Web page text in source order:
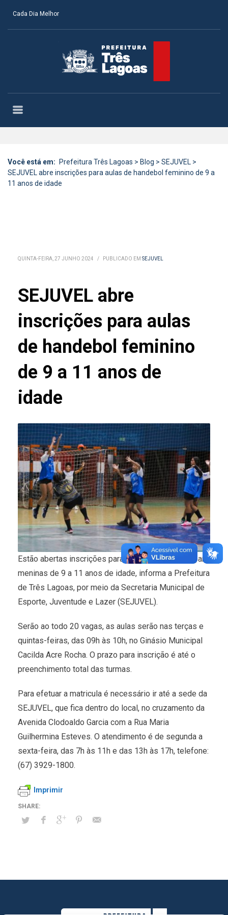
Cada Dia Melhor
Você está em: Prefeitura Três Lagoas > Blog > SEJUVEL >
SEJUVEL abre inscrições para aulas de handebol feminino de 9 a
11 anos de idade
QUINTA-FEIRA, 27 JUNHO 2024 / PUBLICADO EM SEJUVEL
SEJUVEL abre
inscrições para aulas
de handebol feminino
de 9 a 11 anos de
idade
Estão abertas inscrições para turma de handebol para
meninas de 9 a 11 anos de idade, informa a Prefeitura
de Três Lagoas, por meio da Secretaria Municipal de
Esporte, Juventude e Lazer (SEJUVEL).
Serão ao todo 20 vagas, as aulas serão nas terças e
quintas-feiras, das 09h às 10h, no Ginásio Municipal
Cacilda Acre Rocha. O prazo para inscrição é até o
preenchimento total das turmas.
Para efetuar a matricula é necessário ir até a sede da
SEJUVEL, que fica dentro do local, no cruzamento da
Avenida Clodoaldo Garcia com a Rua Maria
Guilhermina Esteves. O atendimento é de segunda a
sexta-feira, das 7h às 11h e das 13h às 17h, telefone:
(67) 3929-1800.
Imprimir